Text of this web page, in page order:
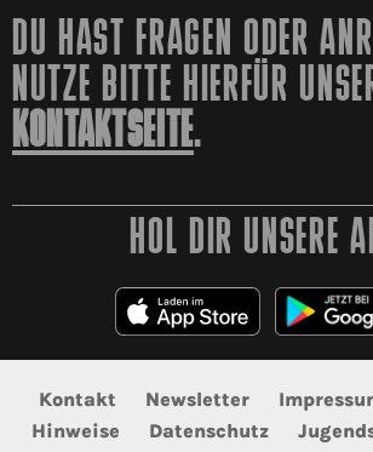
DU HAST FRAGEN ODER
NUTZE BITTE HIERFÜR
KONTAKTSEITE.
HOL DIR UNSERE
Kontakt Newsletter
Hinweise
Datenschutz